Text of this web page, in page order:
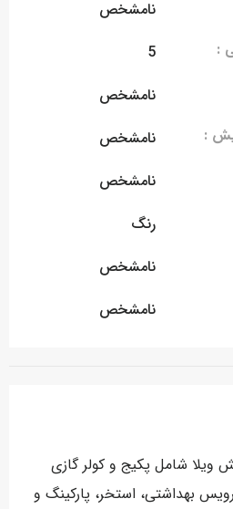
نامشخص
:
5
نامشخص
:
نامشخص
نامشخص
رنگ
نامشخص
نامشخص
شامل پکیج و کولر گازی
و سرویس بهداشتی، استخر، پارکینگ و